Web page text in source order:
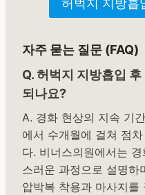
허벅지 지방
자주 묻는 질문 (FAQ)
Q. 허벅지 지방흡입
되나요?
A. 경화 현상의 지속 기
에서 수개월에 걸쳐 점
다. 비너스의원에서는
스러운 과정으로 설명하
압박복 착용과 마사지를